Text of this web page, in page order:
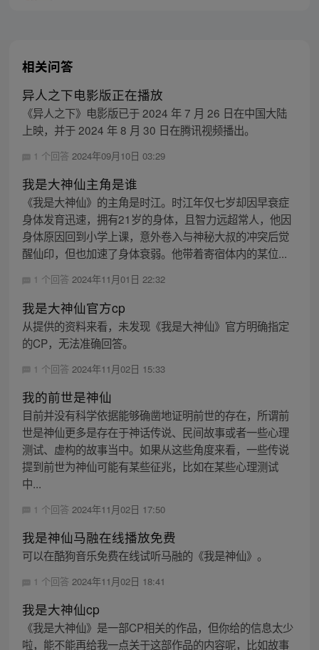
相关问答
异人之下电影版正在播放
《异人之下》电影版已于 2024 年 7 月 26 日在中国大陆
上映，并于 2024 年 8 月 30 日在腾讯视频播出。
1 个回答 2024年09月10日 03:29
我是大神仙主角是谁
《我是大神仙》的主角是时江。时江年仅七岁却因早衰症
身体发育迅速，拥有21岁的身体，且智力远超常人，他因
身体原因回到小学上课，意外卷入与神秘大叔的冲突后觉
醒仙印，但也加速了身体衰弱。他带着寄宿体内的某位...
1 个回答 2024年11月01日 22:32
我是大神仙官方cp
从提供的资料来看，未发现《我是大神仙》官方明确指定
的CP，无法准确回答。
1 个回答 2024年11月02日 15:33
我的前世是神仙
目前并没有科学依据能够确凿地证明前世的存在，所谓前
世是神仙更多是存在于神话传说、民间故事或者一些心理
测试、虚构的故事当中。如果从这些角度来看，一些传说
提到前世为神仙可能有某些征兆，比如在某些心理测试
中...
1 个回答 2024年11月02日 17:50
我是神仙马融在线播放免费
可以在酷狗音乐免费在线试听马融的《我是神仙》。
1 个回答 2024年11月02日 18:41
我是大神仙cp
《我是大神仙》是一部CP相关的作品，但你给的信息太少
啦，能不能再给我一点关于这部作品的内容呢，比如故事